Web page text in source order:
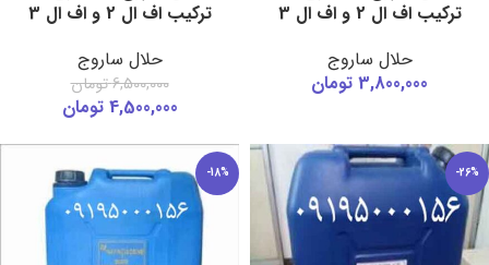
ترکیب اف ال 2 و اف ال 3
حلال ساروج
3,800,000 تومان
ترکیب اف ال 2 و اف ال 3
حلال ساروج
6,500,000تومان
4,500,000 تومان
-26%
-18%